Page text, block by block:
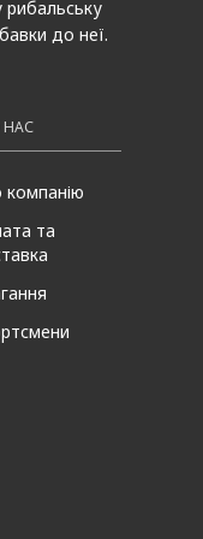
рибальську
до неї.
НАС
компанію
та